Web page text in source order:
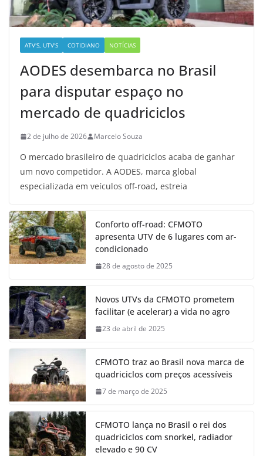
ATV'S, UTV'S COTIDIANO NOTÍCIAS
AODES desembarca no Brasil
para disputar espaço no
mercado de quadriciclos
2 de julho de 2026 Marcelo Souza
O mercado brasileiro de quadriciclos acaba de ganhar
um novo competidor. A AODES, marca global
especializada em veículos off-road, estreia
Conforto off-road: CFMOTO
apresenta UTV de 6 lugares com ar-
condicionado
28 de agosto de 2025
Novos UTVs da CFMOTO prometem
facilitar (e acelerar) a vida no agro
23 de abril de 2025
CFMOTO traz ao Brasil nova marca de
quadriciclos com preços acessíveis
7 de março de 2025
CFMOTO lança no Brasil o rei dos
quadriciclos com snorkel, radiador
elevado e 90 CV